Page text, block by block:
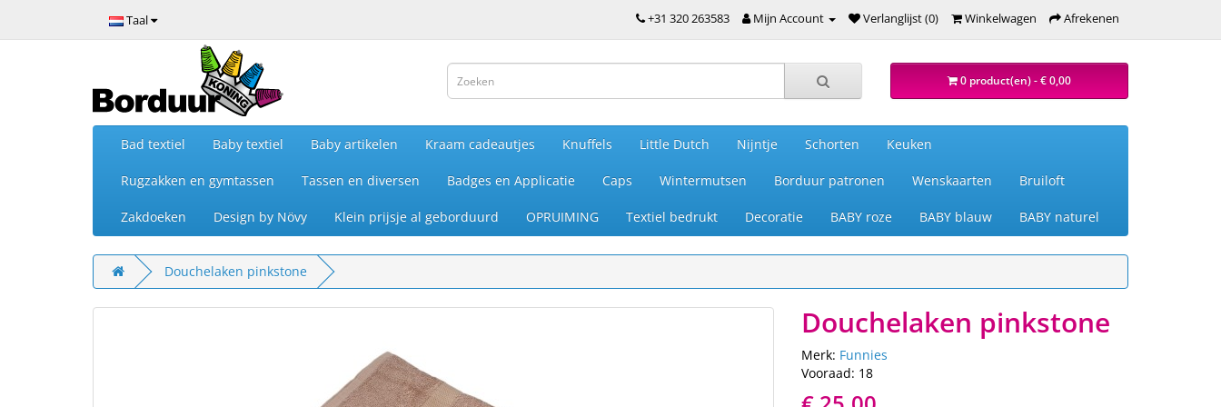
Taal +31 320 263583 Mijn Account Verlanglijst (0) Winkelwagen Afrekenen
0 product(en) - € 0,00
Bad textiel Baby textiel Baby artikelen Kraam cadeautjes Knuffels Little Dutch Nijntje Schorten Keuken
Rugzakken en gymtassen Tassen en diversen Badges en Applicatie Caps Wintermutsen Borduur patronen Wenskaarten Bruiloft
Zakdoeken Design by Növy Klein prijsje al geborduurd OPRUIMING Textiel bedrukt Decoratie BABY roze BABY blauw BABY naturel
Douchelaken pinkstone
Douchelaken pinkstone
Merk: Funnies
Vooraad: 18